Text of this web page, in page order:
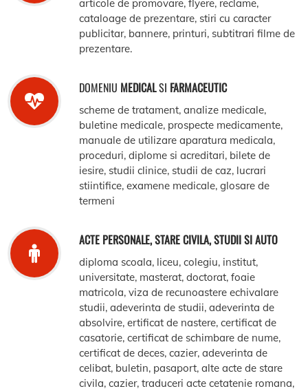
articole de promovare, flyere, reclame,
cataloage de prezentare, stiri cu caracter
publicitar, bannere, printuri, subtitrari filme de
prezentare.
DOMENIU MEDICALSI FARMACEUTIC
scheme de tratament, analize medicale,
buletine medicale, prospecte medicamente,
manuale de utilizare aparatura medicala,
proceduri, diplome si acreditari, bilete de
iesire, studii clinice, studii de caz, lucrari
stiintifice, examene medicale, glosare de
termeni
ACTE PERSONALE, STARE CIVILA, STUDII SI AUTO
diploma scoala, liceu, colegiu, institut,
universitate, masterat, doctorat, foaie
matricola, viza de recunoastere echivalare
studii, adeverinta de studii, adeverinta de
absolvire, ertificat de nastere, certificat de
casatorie, certificat de schimbare de nume,
certificat de deces, cazier, adeverinta de
celibat, buletin, pasaport, alte acte de stare
civila, cazier, traduceri acte cetatenie romana,